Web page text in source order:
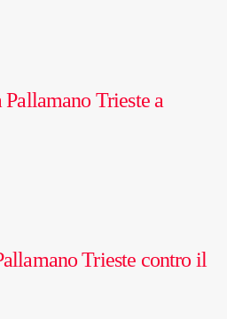
Trieste a
Trieste contro il